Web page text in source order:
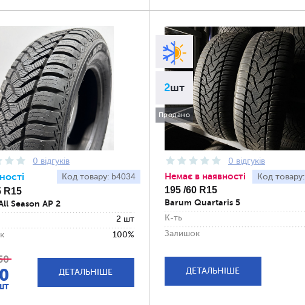
0 відгуків
Код товару: b4034
R15
Season AP 2
2 шт
100%
ДЕТАЛЬНІШЕ
2шт
Продано
0 відгуків
Код товару:
Немає в наявності
195 /60 R15
Barum Quartaris 5
К-ть
Залишок
ДЕТАЛЬНІШЕ